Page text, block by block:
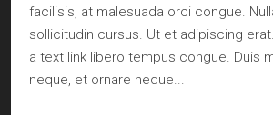
facilisis, at malesuada orci congue.
sollicitudin cursus. Ut et adipiscing
a text link libero tempus congue. Duis
neque, et ornare neque...